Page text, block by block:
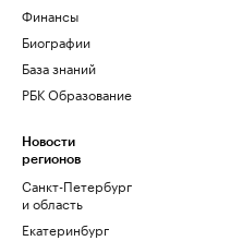
Финансы
Биографии
База знаний
РБК Образование
Новости
регионов
Санкт-Петербург
и область
Екатеринбург